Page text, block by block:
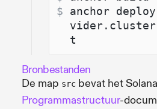
$ anchor
vider.cluster
t
Bronbestanden
De map src bevat het
Programmastructuur-